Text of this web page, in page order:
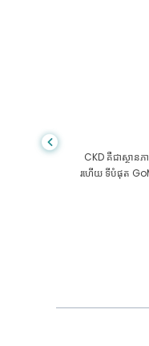
CKD គឺ​ជា​ស្ថាន
រហើយ ទីបំផុត